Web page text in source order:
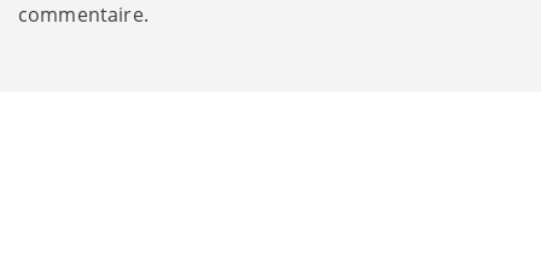
commentaire.